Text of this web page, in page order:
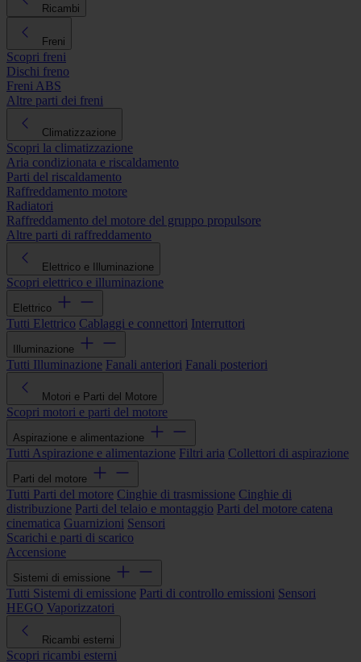
Ricambi
Freni
Scopri freni
Dischi freno
Freni ABS
Altre parti dei freni
Climatizzazione
Scopri la climatizzazione
Aria condizionata e riscaldamento
Parti del riscaldamento
Raffreddamento motore
Radiatori
Raffreddamento del motore del gruppo propulsore
Altre parti di raffreddamento
Elettrico e Illuminazione
Scopri elettrico e illuminazione
Elettrico
Tutti Elettrico Cablaggi e connettori Interruttori
Illuminazione
Tutti Illuminazione Fanali anteriori Fanali posteriori
Motori e Parti del Motore
Scopri motori e parti del motore
Aspirazione e alimentazione
Tutti Aspirazione e alimentazione Filtri aria Collettori di aspirazione
Parti del motore
Tutti Parti del motore Cinghie di trasmissione Cinghie di
distribuzione Parti del telaio e montaggio Parti del motore catena
cinematica Guarnizioni Sensori
Scarichi e parti di scarico
Accensione
Sistemi di emissione
Tutti Sistemi di emissione Parti di controllo emissioni Sensori
HEGO Vaporizzatori
Ricambi esterni
Scopri ricambi esterni